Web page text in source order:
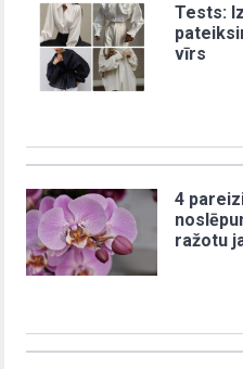
Tests:
vīrs
4
ražotu